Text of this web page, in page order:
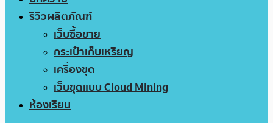
รีวิวผลิตภัณฑ์
เว็บซื้อขาย
กระเป๋าเก็บเหรียญ
เครื่องขุด
เว็บขุดแบบ Cloud Mining
ห้องเรียน